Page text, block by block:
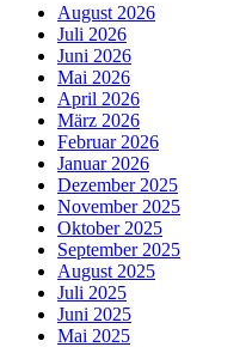
August 2026
Juli 2026
Juni 2026
Mai 2026
April 2026
März 2026
Februar 2026
Januar 2026
Dezember 2025
November 2025
Oktober 2025
September 2025
August 2025
Juli 2025
Juni 2025
Mai 2025